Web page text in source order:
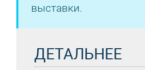
выставки.
ДЕТАЛЬНЕЕ